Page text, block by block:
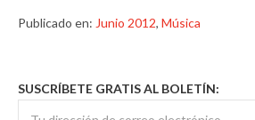
Publicado en: Junio 2012, Música
SUSCRÍBETE GRATIS AL BOLETÍN: